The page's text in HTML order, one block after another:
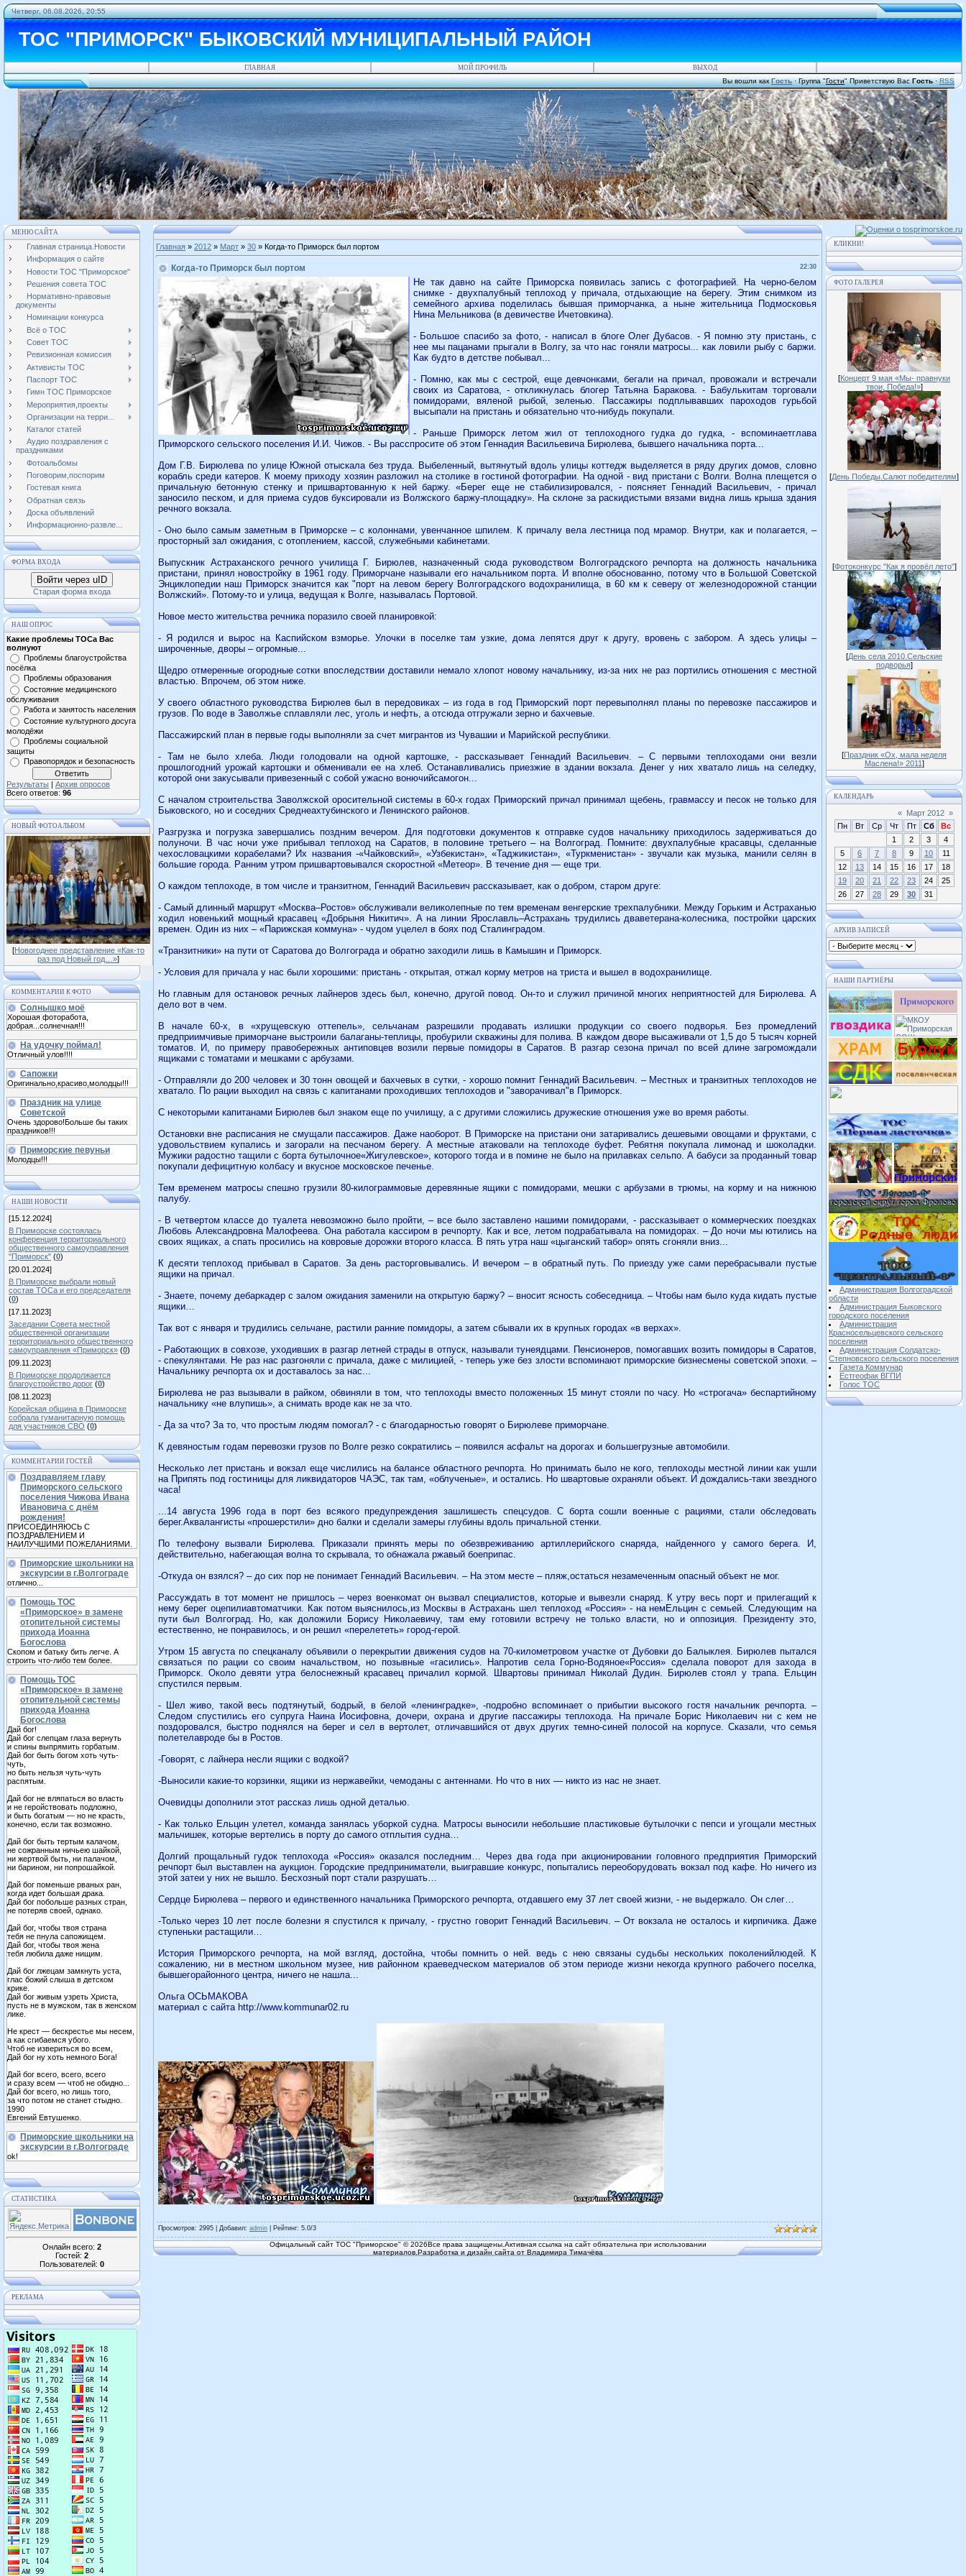
Четверг, 06.08.2026, 20:55
ТОС "ПРИМОРСК" БЫКОВСКИЙ МУНИЦИПАЛЬНЫЙ РАЙОН
ГЛАВНАЯ МОЙ ПРОФИЛЬ ВЫХОД
Вы вошли как Гость·Группа"Гости"Приветствую ВасГость·RSS
МЕНЮ САЙТА
Главная страница.Новости
Информация о сайте
Новости ТОС "Приморское"
Решения совета ТОС
Нормативно-правовые
документы
Номинации конкурса
Всё о ТОС
Совет ТОС
Ревизионная комиссия
Активисты ТОС
Паспорт ТОС
Гимн ТОС Приморское
Мероприятия,проекты
Организации на терри...
Каталог статей
Аудио поздравления с
праздниками
Фотоальбомы
Поговорим,поспорим
Гостевая книга
Обратная связь
Доска объявлений
Информационно-развле...
ФОРМА ВХОДА
Войти через uID
Старая форма входа
НАШ ОПРОС
Какие проблемы ТОСа Вас
волнуют
Проблемы благоустройства
посёлка
Проблемы образования
Состояние медицинского
обслуживания
Работа и занятость населения
Состояние культурного досуга
молодёжи
Проблемы социальной
защиты
Правопорядок и безопасность
Результаты | Архив опросов
Всего ответов: 96
НОВЫЙ ФОТОАЛЬБОМ
[Новогоднее представление «Как-то
раз под Новый год…»]
КОММЕНТАРИИ К ФОТО
Солнышко моё
Хорошая фоторабота,
добрая...солнечная!!!
На удочку поймал!
Отличный улов!!!!
Сапожки
Оригинально,красиво,молодцы!!!
Праздник на улице
Советской
Очень здорово!Больше бы таких
праздников!!!
Приморские певуньи
Молодцы!!!
НАШИ НОВОСТИ
[15.12.2024]
В Приморске состоялась
конференция территориального
общественного самоуправления
"Приморск" (0)
[20.01.2024]
В Приморске выбрали новый
состав ТОСа и его председателя
(0)
[17.11.2023]
Заседании Совета местной
общественной организации
территориального общественного
самоуправления «Приморск» (0)
[09.11.2023]
В Приморске продолжается
благоустройство дорог (0)
[08.11.2023]
Корейская община в Приморске
собрала гуманитарную помощь
для участников СВО (0)
КОММЕНТАРИИ ГОСТЕЙ
Поздравляем главу
Приморского сельского
поселения Чижова Ивана
Ивановича с днём
рождения!
ПРИСОЕДИНЯЮСЬ С
ПОЗДРАВЛЕНИЕМ И
НАИЛУЧШИМИ ПОЖЕЛАНИЯМИ.
Приморские школьники на
экскурсии в г.Волгограде
отлично...
Помощь ТОС
«Приморское» в замене
отопительной системы
прихода Иоанна
Богослова
Скопом и батьку бить легче. А
строить что-либо тем более.
Помощь ТОС
«Приморское» в замене
отопительной системы
прихода Иоанна
Богослова
Дай бог!
Дай бог слепцам глаза вернуть
и спины выпрямить горбатым.
Дай бог быть богом хоть чуть-
чуть,
но быть нельзя чуть-чуть
распятым.
Дай бог не вляпаться во власть
и не геройствовать подложно,
и быть богатым — но не красть,
конечно, если так возможно.
Дай бог быть тертым калачом,
не сожранным ничьею шайкой,
ни жертвой быть, ни палачом,
ни барином, ни попрошайкой.
Дай бог поменьше рваных ран,
когда идет большая драка.
Дай бог побольше разных стран,
не потеряв своей, однако.
Дай бог, чтобы твоя страна
тебя не пнула сапожищем.
Дай бог, чтобы твоя жена
тебя любила даже нищим.
Дай бог лжецам замкнуть уста,
глас божий слыша в детском
крике.
Дай бог живым узреть Христа,
пусть не в мужском, так в женском
лике.
Не крест — бескрестье мы несем,
а как сгибаемся убого.
Чтоб не извериться во всем,
Дай бог ну хоть немного Бога!
Дай бог всего, всего, всего
и сразу всем — чтоб не обидно...
Дай бог всего, но лишь того,
за что потом не станет стыдно.
1990
Евгений Евтушенко.
Приморские школьники на
экскурсии в г.Волгограде
ok!
СТАТИСТИКА
Онлайн всего: 2
Гостей: 2
Пользователей: 0
РЕКЛАМА
Главная » 2012 » Март » 30 » Когда-то Приморск был портом
22:30
Когда-то Приморск был портом
Не так давно на сайте Приморска появилась запись с фотографией. На черно-белом
снимке - двухпалубный теплоход у причала, отдыхающие на берегу. Этим снимком из
семейного архива поделилась бывшая приморчанка, а ныне жительница Подмосковья
Нина Мельникова (в девичестве Ичетовкина).
- Большое спасибо за фото, - написал в блоге Олег Дубасов. - Я помню эту пристань, с
нее мы пацанами прыгали в Волгу, за что нас гоняли матросы... как ловили рыбу с баржи.
Как будто в детстве побывал...
- Помню, как мы с сестрой, еще девчонками, бегали на причал, провожали и встречали
своих из Саратова, - откликнулась блогер Татьяна Баракова. - Бабулькитам торговали
помидорами, вяленой рыбой, зеленью. Пассажиры подплывавших пароходов гурьбой
высыпали на пристань и обязательно что-нибудь покупали.
- Раньше Приморск летом жил от теплоходного гудка до гудка, - вспоминаетглава
Приморского сельского поселения И.И. Чижов. - Вы расспросите об этом Геннадия Васильевича Бирюлева, бывшего начальника порта...
Дом Г.В. Бирюлева по улице Южной отыскала без труда. Выбеленный, вытянутый вдоль улицы коттедж выделяется в ряду других домов, словно
корабль среди катеров. К моему приходу хозяин разложил на столике в гостиной фотографии. На одной - вид пристани с Волги. Волна плещется о
причальную бетонную стенку и пришвартованную к ней баржу. «Берег еще не стабилизировался, - поясняет Геннадий Васильевич, - причал
заносило песком, и для приема судов буксировали из Волжского баржу-площадку». На склоне за раскидистыми вязами видна лишь крыша здания
речного вокзала.
- Оно было самым заметным в Приморске – с колоннами, увенчанное шпилем. К причалу вела лестница под мрамор. Внутри, как и полагается, –
просторный зал ожидания, с отоплением, кассой, служебными кабинетами.
Выпускник Астраханского речного училища Г. Бирюлев, назначенный сюда руководством Волгоградского речпорта на должность начальника
пристани, принял новостройку в 1961 году. Приморчане называли его начальником порта. И вполне обоснованно, потому что в Большой Советской
Энциклопедии наш Приморск значится как "порт на левом берегу Волгоградского водохранилища, в 60 км к северу от железнодорожной станции
Волжский». Потому-то и улица, ведущая к Волге, называлась Портовой.
Новое место жительства речника поразило своей планировкой:
- Я родился и вырос на Каспийском взморье. Улочки в поселке там узкие, дома лепятся друг к другу, вровень с забором. А здесь улицы –
широченные, дворы – огромные...
Щедро отмеренные огородные сотки впоследствии доставили немало хлопот новому начальнику, из-за них не раз портились отношения с местной
властью. Впрочем, об этом ниже.
У своего областного руководства Бирюлев был в передовиках – из года в год Приморский порт перевыполнял планы по перевозке пассажиров и
грузов. По воде в Заволжье сплавляли лес, уголь и нефть, а отсюда отгружали зерно и бахчевые.
Пассажирский план в первые годы выполняли за счет мигрантов из Чувашии и Марийской республики.
- Там не было хлеба. Люди голодовали на одной картошке, - рассказывает Геннадий Васильевич. – С первыми теплоходами они везли
прошлогодний урожай картошки и обменивали ее на хлеб. Останавливались приезжие в здании вокзала. Денег у них хватало лишь на селедку,
которой они закусывали привезенный с собой ужасно вонючийсамогон...
С началом строительства Заволжской оросительной системы в 60-х годах Приморский причал принимал щебень, гравмассу и песок не только для
Быковского, но и соседних Среднеахтубинского и Ленинского районов.
Разгрузка и погрузка завершались поздним вечером. Для подготовки документов к отправке судов начальнику приходилось задерживаться до
полуночи. В час ночи уже прибывал теплоход на Саратов, в половине третьего – на Волгоград. Помните: двухпалубные красавцы, сделанные
чехословацкими корабелами? Их названия -«Чайковский», «Узбекистан», «Таджикистан», «Туркменистан» - звучали как музыка, манили селян в
большие города. Ранним утром пришвартовывался скоростной «Метеор». В течение дня — еще три.
О каждом теплоходе, в том числе и транзитном, Геннадий Васильевич рассказывает, как о добром, старом друге:
- Самый длинный маршрут «Москва–Ростов» обслуживали великолепные по тем временам венгерские трехпалубники. Между Горьким и Астраханью
ходил новенький мощный красавец «Добрыня Никитич». А на линии Ярославль–Астрахань трудились дваветерана-колесника, постройки царских
времен. Один из них – «Парижская коммуна» - чудом уцелел в боях под Сталинградом.
«Транзитники» на пути от Саратова до Волгограда и обратно заходили лишь в Камышин и Приморск.
- Условия для причала у нас были хорошими: пристань - открытая, отжал корму метров на триста и вышел в водохранилище.
Но главным для остановок речных лайнеров здесь был, конечно, другой повод. Он-то и служил причиной многих неприятностей для Бирюлева. А
дело вот в чем.
В начале 60-х, в «хрущевскую оттепель», сельчанам разрешили продавать излишки продукции со своего подворья. Без промедлений
предприимчивые приморчане выстроили балаганы-теплицы, пробурили скважины для полива. В каждом дворе высаживали от 1,5 до 5 тысяч корней
томатов. И, по примеру правобережных антиповцев возили первые помидоры в Саратов. В разгар сезона причал по всей длине загромождали
ящиками с томатами и мешками с арбузами.
- Отправляли до 200 человек и 30 тонн овощей и бахчевых в сутки, - хорошо помнит Геннадий Васильевич. – Местных и транзитных теплоходов не
хватало. По рации выходил на связь с капитанами проходивших теплоходов и "заворачивал"в Приморск.
С некоторыми капитанами Бирюлев был знаком еще по училищу, а с другими сложились дружеские отношения уже во время работы.
Остановки вне расписания не смущали пассажиров. Даже наоборот. В Приморске на пристани они затаривались дешевыми овощами и фруктами, с
удовольствием купались и загорали на песчаном берегу. А местные атаковали на теплоходе буфет. Ребятня покупала лимонад и шоколадки.
Мужики радостно тащили с борта бутылочное«Жигулевское», которого тогда и в помине не было на прилавках сельпо. А бабуси за проданный товар
покупали дефицитную колбасу и вкусное московское печенье.
Тем временем матросы спешно грузили 80-килограммовые деревянные ящики с помидорами, мешки с арбузами в трюмы, на корму и на нижнюю
палубу.
- В четвертом классе до туалета невозможно было пройти, – все было заставлено нашими помидорами, - рассказывает о коммерческих поездках
Любовь Александровна Малофеева. Она работала кассиром в речпорту. Как и все, летом подрабатывала на помидорах. – До ночи мы ютились на
своих ящиках, а спать просились на ковровые дорожки второго класса. В пять утра наш «цыганский табор» опять сгоняли вниз...
К десяти теплоход прибывал в Саратов. За день расторговывались. И вечером – в обратный путь. По приезду уже сами перебрасывали пустые
ящики на причал.
- Знаете, почему дебаркадер с залом ожидания заменили на открытую баржу? – вносит ясность собеседница. – Чтобы нам было куда кидать пустые
ящики…
Так вот с января и трудились сельчане, растили ранние помидоры, а затем сбывали их в крупных городах «в верхах».
- Работающих в совхозе, уходивших в разгар летней страды в отпуск, называли тунеядцами. Пенсионеров, помогавших возить помидоры в Саратов,
- спекулянтами. Не раз нас разгоняли с причала, даже с милицией, - теперь уже без злости вспоминают приморские бизнесмены советской эпохи. –
Начальнику речпорта ох и доставалось за нас...
Бирюлева не раз вызывали в райком, обвиняли в том, что теплоходы вместо положенных 15 минут стояли по часу. Но «строгача» беспартийному
начальнику «не влупишь», а снимать вроде как не за что.
- Да за что? За то, что простым людям помогал? - с благодарностью говорят о Бирюлеве приморчане.
К девяностым годам перевозки грузов по Волге резко сократились – появился асфальт на дорогах и большегрузные автомобили.
Несколько лет пристань и вокзал еще числились на балансе областного речпорта. Но принимать было не кого, теплоходы местной линии как ушли
на Припять под гостиницы для ликвидаторов ЧАЭС, так там, «облученые», и остались. Но швартовые охраняли объект. И дождались-таки звездного
часа!
...14 августа 1996 года в порт без всякого предупреждения зашлишесть спецсудов. С борта сошли военные с рациями, стали обследовать
берег.Аквалангисты «прошерстили» дно балки и сделали замеры глубины вдоль причальной стенки.
По телефону вызвали Бирюлева. Приказали принять меры по обезвреживанию артиллерийского снаряда, найденного у самого берега. И,
действительно, набегающая волна то скрывала, то обнажала ржавый боеприпас.
-Откуда он взялся? – до сих пор не понимает Геннадий Васильевич. – На этом месте – пляж,остаться незамеченным опасный объект не мог.
Рассуждать в тот момент не пришлось – через военкомат он вызвал специалистов, которые и вывезли снаряд. К утру весь порт и прилегащий к
нему берег оцепилиавтоматчики. Как потом выяснилось,из Москвы в Астрахань шел теплоход «Россия» - на немЕльцин с семьей. Следующим на
пути был Волгоград. Но, как доложили Борису Николаевичу, там ему готовили встречу не только власти, но и оппозиция. Президенту это,
естественно, не понравилось, и он решил «перелететь» город-герой.
Утром 15 августа по спецканалу объявили о перекрытии движения судов на 70-километровом участке от Дубовки до Балыклея. Бирюлев пытался
связаться по рации со своим начальством, но позывные «гасились». Напротив села Горно-Водяное«Россия» сделала поворот для захода в
Приморск. Около девяти утра белоснежный красавец причалил кормой. Швартовы принимал Николай Дудин. Бирюлев стоял у трапа. Ельцин
спустился первым.
- Шел живо, такой весь подтянутый, бодрый, в белой «ленинградке», -подробно вспоминает о прибытии высокого гостя начальник речпорта. –
Следом спустились его супруга Наина Иосифовна, дочери, охрана и другие пассажиры теплохода. На причале Борис Николаевич ни с кем не
поздоровался, быстро поднялся на берег и сел в вертолет, отличавшийся от двух других темно-синей полосой на корпусе. Сказали, что семья
полетелавроде бы в Ростов.
-Говорят, с лайнера несли ящики с водкой?
-Выносили какие-то корзинки, ящики из нержавейки, чемоданы с антеннами. Но что в них — никто из нас не знает.
Очевидцы дополнили этот рассказ лишь одной деталью.
- Как только Ельцин улетел, команда занялась уборкой судна. Матросы выносили небольшие пластиковые бутылочки с пепси и угощали местных
мальчишек, которые вертелись в порту до самого отплытия судна…
Долгий прощальный гудок теплохода «Россия» оказался последним… Через два года при акционировании головного предприятия Приморский
речпорт был выставлен на аукцион. Городские предприниматели, выигравшие конкурс, попытались переоборудовать вокзал под кафе. Но ничего из
этой затеи у них не вышло. Бесхозный порт стали разрушать…
Сердце Бирюлева – первого и единственного начальника Приморского речпорта, отдавшего ему 37 лет своей жизни, - не выдержало. Он слег…
-Только через 10 лет после болезни я спустился к причалу, - грустно говорит Геннадий Васильевич. – От вокзала не осталось и кирпичика. Даже
ступеньки растащили…
История Приморского речпорта, на мой взгляд, достойна, чтобы помнить о ней. ведь с нею связаны судьбы нескольких поколенийлюдей. К
сожалению, ни в местном школьном музее, нив районном краеведческом материалов об этом периоде жизни некогда крупного рабочего поселка,
бывшегорайонного центра, ничего не нашла...
Ольга ОСЬМАКОВА
материал с сайта http://www.kommunar02.ru
Просмотров: 2995 | Добавил: admin Рейтинг: 5.0/3
Офицальный сайт ТОС "Приморское" © 2026Все права защищены.Активная ссылка на сайт обязательна при использовании
материалов.Разработка и дизайн сайта от Владимира Тимачёва
КЛИКНИ!
ФОТО ГАЛЕРЕЯ
[Концерт 9 мая «Мы- правнуки
твои, Победа!»]
[День Победы.Салют победителям]
[Фотоконкурс "Как я провёл лето"]
[День села 2010.Сельские
подворья]
[Праздник «Ох, мала неделя
Маслена!» 2011]
КАЛЕНДАРЬ
« Март 2012 »
Пн
Вт Ср Чт Пт Сб
Вс
1
2 3
4
5
6 7 8 9 10
11
12
13 14 15 16 17
18
19
20 21 22 23 24
25
26
27 28 29 30 31
АРХИВ ЗАПИСЕЙ
НАШИ ПАРТНЁРЫ
Администрация Волгоградской
области
Администрация Быковского
городского поселения
Администрация
Красносельцевского сельского
поселения
Администрация Солдатско-
Степновского сельского поселения
Газета Коммунар
Естгеофак ВГПИ
Голос ТОС